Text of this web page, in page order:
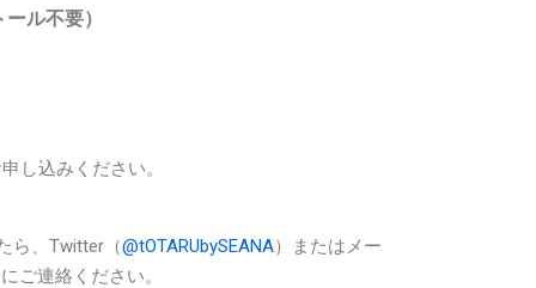
ル不要）
し込みください。
ら、Twitter（@tOTARUbySEANA）またはメー
ご連絡ください。